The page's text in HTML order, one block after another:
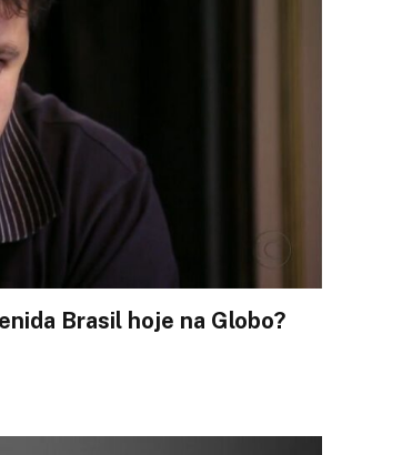
Brasil hoje na Globo?